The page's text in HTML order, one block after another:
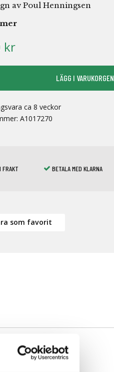
av Poul Henningsen
kr
LÄGG I VARUKORGEN
ca 8 veckor
A1017270
FRAKT BETALA MED KLARNA
som favorit